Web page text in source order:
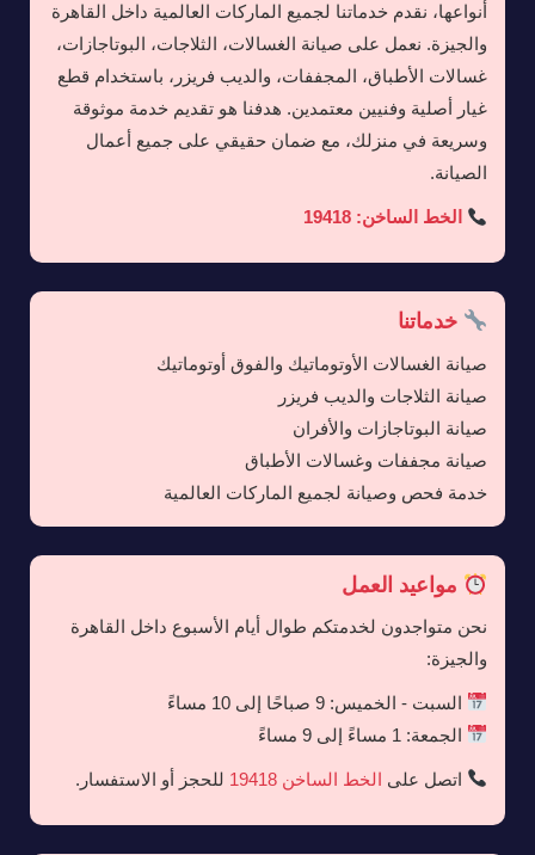
أنواعها، نقدم خدماتنا لجميع الماركات العالمية داخل القاهرة
والجيزة. نعمل على صيانة الغسالات، الثلاجات، البوتاجازات،
غسالات الأطباق، المجففات، والديب فريزر، باستخدام قطع
غيار أصلية وفنيين معتمدين. هدفنا هو تقديم خدمة موثوقة
وسريعة في منزلك، مع ضمان حقيقي على جميع أعمال
الصيانة.
الخط الساخن: 19418
خدماتنا
صيانة الغسالات الأوتوماتيك والفوق أوتوماتيك
صيانة الثلاجات والديب فريزر
صيانة البوتاجازات والأفران
صيانة مجففات وغسالات الأطباق
خدمة فحص وصيانة لجميع الماركات العالمية
مواعيد العمل
نحن متواجدون لخدمتكم طوال أيام الأسبوع داخل القاهرة
والجيزة:
السبت - الخميس: 9 صباحًا إلى 10 مساءً
الجمعة: 1 مساءً إلى 9 مساءً
اتصل على الخط الساخن 19418 للحجز أو الاستفسار.